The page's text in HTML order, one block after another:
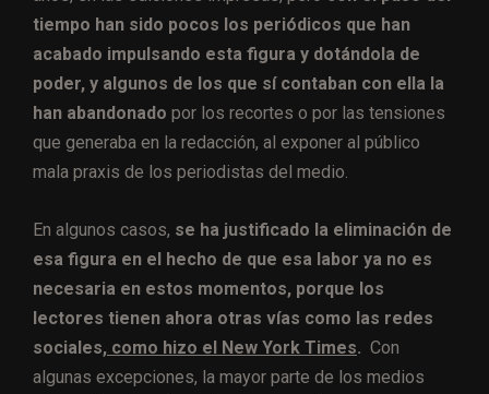
tiempo han sido pocos los periódicos que han
acabado impulsando esta figura y dotándola de
poder, y algunos de los que sí contaban con ella la
han abandonado por los recortes o por las tensiones
que generaba en la redacción, al exponer al público
mala praxis de los periodistas del medio.
En algunos casos, se ha justificado la eliminación de
esa figura en el hecho de que esa labor ya no es
necesaria en estos momentos, porque los
lectores tienen ahora otras vías como las redes
sociales, como hizo el New York Times. Con
algunas excepciones, la mayor parte de los medios